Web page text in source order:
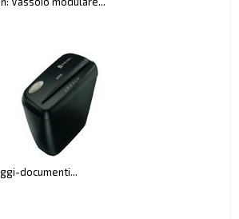
documenti...